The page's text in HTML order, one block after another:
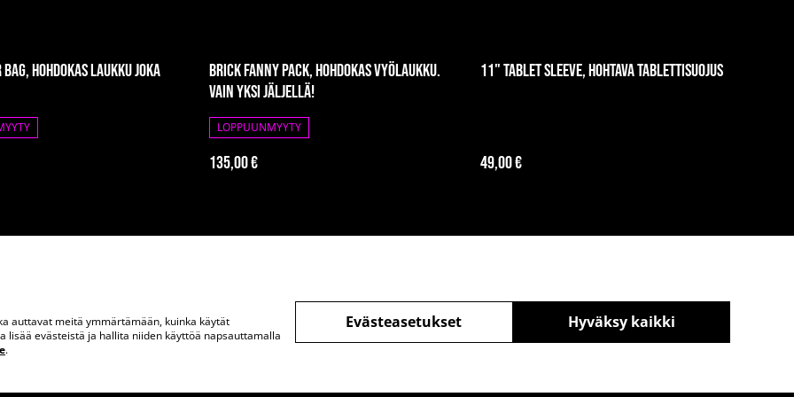
Bag, hohdokas laukku joka
Brick Fanny Pack, hohdokas vyölaukku.
Vain yksi jäljellä!
LOPPUUNMYYTY
135,00 €
11" Tablet Sleeve, hohtava tablettisuojus
49,00 €
Juridiset ehdot Tietosuojakäytäntö Evästekäytäntö
auttavat meitä ymmärtämään, kuinka käytät
lisää evästeistä ja hallita niiden käyttöä napsauttamalla
.
Hyväksy kaikki
Evästeasetukset